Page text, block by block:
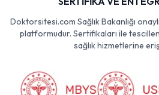
Doktorsitesi.com Sağlık Bakanlığı
platformudur. Sertifikaları ile
sağlık hizmetlerine